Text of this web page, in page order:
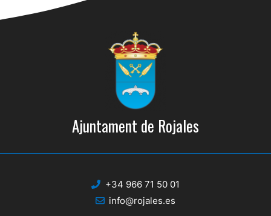
Ajuntament de Rojales
+34 966 71 50 01
info@rojales.es